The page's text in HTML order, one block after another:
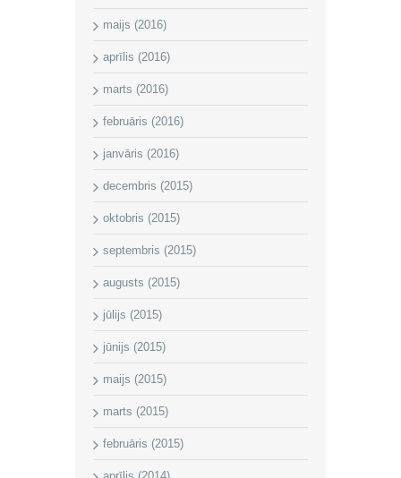
maijs (2016)
aprīlis (2016)
marts (2016)
februāris (2016)
janvāris (2016)
decembris (2015)
oktobris (2015)
septembris (2015)
augusts (2015)
jūlijs (2015)
jūnijs (2015)
maijs (2015)
marts (2015)
februāris (2015)